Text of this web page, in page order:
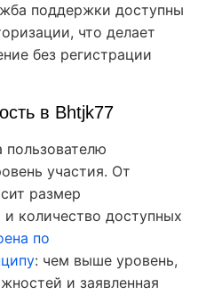
поддержки доступны
что делает
без регистрации
в Bhtjk77
пользователю
участия. От
размер
количество доступных
по
: чем выше уровень,
и заявленная